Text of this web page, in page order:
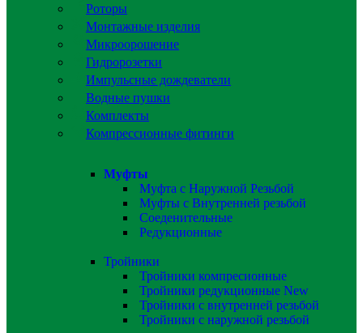
Роторы
Монтажные изделия
Микроорошение
Гидророзетки
Импульсные дождеватели
Водные пушки
Комплекты
Компрессионные фитинги
Муфты
Муфта с Наружной Резьбой
Муфты с Внутренней резьбой
Соеденительные
Редукционные
Тройники
Тройники компресионные
Тройники редукционные New
Тройники с внутренней резьбой
Тройники с наружной резьбой